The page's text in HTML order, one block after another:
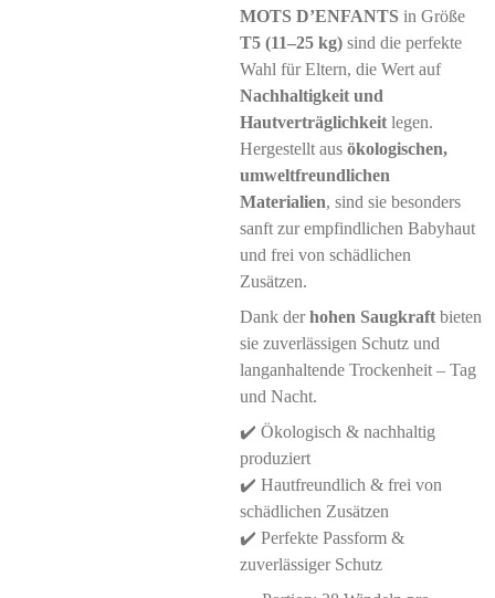
MOTS D’ENFANTSin Größe
T5 (11–25 kg)sind die perfekte
Wahl für Eltern, die Wert auf
Nachhaltigkeit und
Hautverträglichkeitlegen.
Hergestellt aus ökologischen,
umweltfreundlichen
Materialien, sind sie besonders
sanft zur empfindlichen Babyhaut
und frei von schädlichen
Zusätzen.
Dank derhohen Saugkraftbieten
sie zuverlässigen Schutz und
langanhaltende Trockenheit – Tag
und Nacht.
✔️ Ökologisch & nachhaltig
produziert
✔️ Hautfreundlich & frei von
schädlichen Zusätzen
✔️ Perfekte Passform &
zuverlässiger Schutz